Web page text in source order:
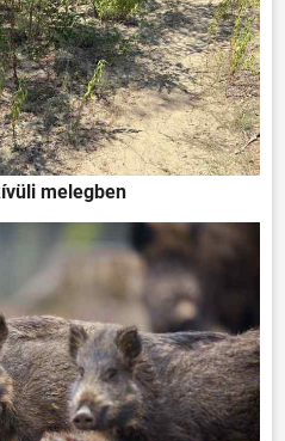
melegben